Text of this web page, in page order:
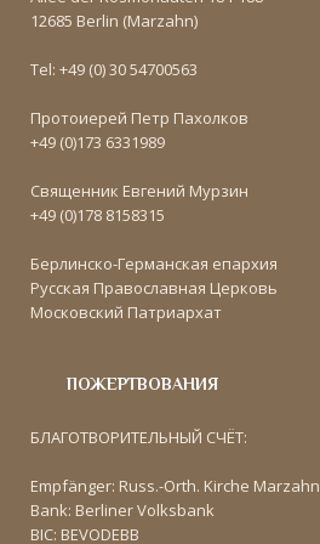
12685 Berlin (Marzahn)
Tel: +49 (0) 30 54700563
Протоиерей Петр Пахолков
+49 (0)173 6331989
Священник Евгений Мурзин
+49 (0)178 8158315
Берлинско-Германская епархия
Русская Православная Церковь
Московский Патриархат
ПОЖЕРТВОВАНИЯ
БЛАГОТВОРИТЕЛЬНЫЙ СЧЁТ:
Empfänger: Russ.-Orth. Kirche Marzahn
Bank: Berliner Volksbank
BIC: BEVODEBB